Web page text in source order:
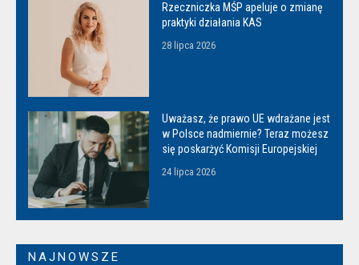
Rzeczniczka MŚP apeluje o zmianę
praktyki działania KAS
28 lipca 2026
Uważasz, że prawo UE wdrażane jest
w Polsce nadmiernie? Teraz możesz
się poskarżyć Komisji Europejskiej
24 lipca 2026
NAJNOWSZE